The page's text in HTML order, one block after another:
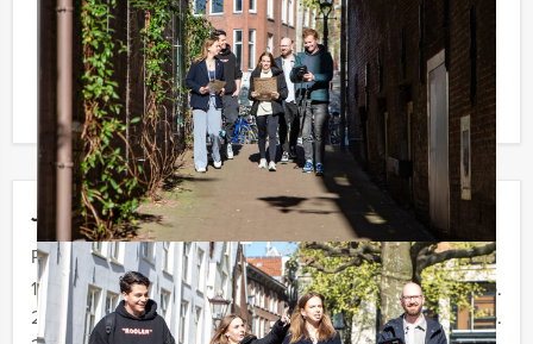
Jouw uitje
Prijs :
12 - 19 personen
€ 59,50 p.p.
20 - 29 personen
€ 56,60 p.p.
Komt u niet aan het minimale aantal deelnemers? Als u
bereid bent voor het minimale aantal te betalen, kunt u
ook gewoon voor minder personen boeken!